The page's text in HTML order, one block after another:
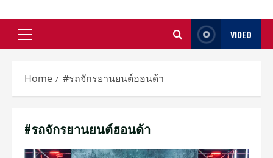
Primary
VIDEO
Home #รถจักรยานยนต์ฮอนด้า
#รถจักรยานยนต์ฮอนด้า